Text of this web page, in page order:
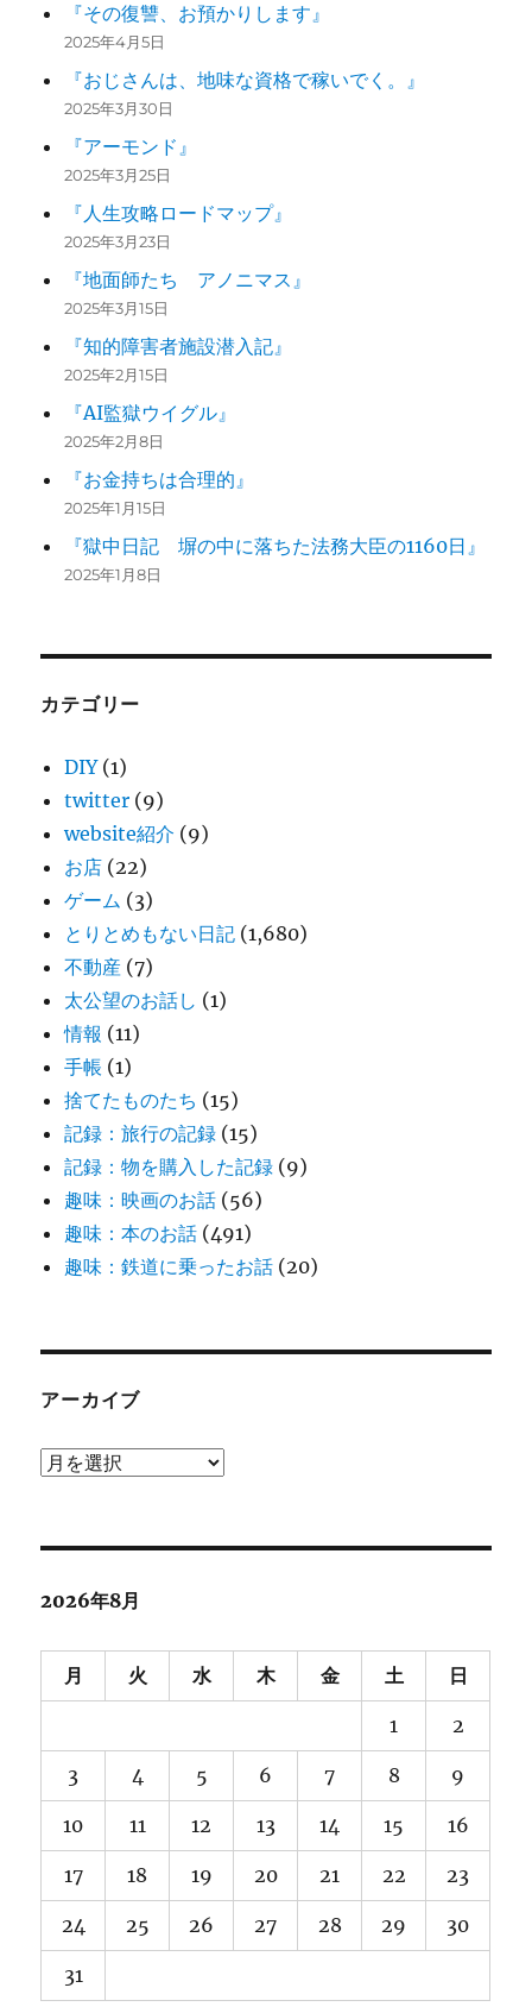
『その復讐、お預かりします』
2025年4月5日
『おじさんは、地味な資格で稼いでく。』
2025年3月30日
『アーモンド』
2025年3月25日
『人生攻略ロードマップ』
2025年3月23日
『地面師たち アノニマス』
2025年3月15日
『知的障害者施設潜入記』
2025年2月15日
『AI監獄ウイグル』
2025年2月8日
『お金持ちは合理的』
2025年1月15日
『獄中日記 塀の中に落ちた法務大臣の1160日』
2025年1月8日
カテゴリー
DIY(1)
twitter (9)
website紹介 (9)
お店 (22)
ゲーム (3)
とりとめもない日記 (1,680)
不動産 (7)
太公望のお話し (1)
情報 (11)
手帳 (1)
捨てたものたち (15)
記録：旅行の記録 (15)
記録：物を購入した記録 (9)
趣味：映画のお話 (56)
趣味：本のお話 (491)
趣味：鉄道に乗ったお話 (20)
アーカイブ
ア
ブ
2026年8月
月 火 水 木 金 土 日
1 2
3 4 5 6 7 8 9
10 11 12 13 14 15 16
17 18 19 20 21 22 23
24 25 26 27 28 29 30
31